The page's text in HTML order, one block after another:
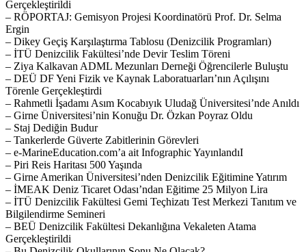
Gerçekleştirildi
– RÖPORTAJ: Gemisyon Projesi Koordinatörü Prof. Dr. Selma
Ergin
– Dikey Geçiş Karşılaştırma Tablosu (Denizcilik Programları)
– İTÜ Denizcilik Fakültesi’nde Devir Teslim Töreni
– Ziya Kalkavan ADML Mezunları Derneği Öğrencilerle Buluştu
– DEÜ DF Yeni Fizik ve Kaynak Laboratuarları’nın Açılışını
Törenle Gerçekleştirdi
– Rahmetli İşadamı Asım Kocabıyık Uludağ Üniversitesi’nde Anıldı
– Girne Üniversitesi’nin Konuğu Dr. Özkan Poyraz Oldu
– Staj Dediğin Budur
– Tankerlerde Güverte Zabitlerinin Görevleri
– e-MarineEducation.com’a ait Infographic YayınlandıI
– Piri Reis Haritası 500 Yaşında
– Girne Amerikan Üniversitesi’nden Denizcilik Eğitimine Yatırım
– İMEAK Deniz Ticaret Odası’ndan Eğitime 25 Milyon Lira
– İTÜ Denizcilik Fakültesi Gemi Teçhizatı Test Merkezi Tanıtım ve
Bilgilendirme Semineri
– BEÜ Denizcilik Fakültesi Dekanlığına Vekaleten Atama
Gerçekleştirildi